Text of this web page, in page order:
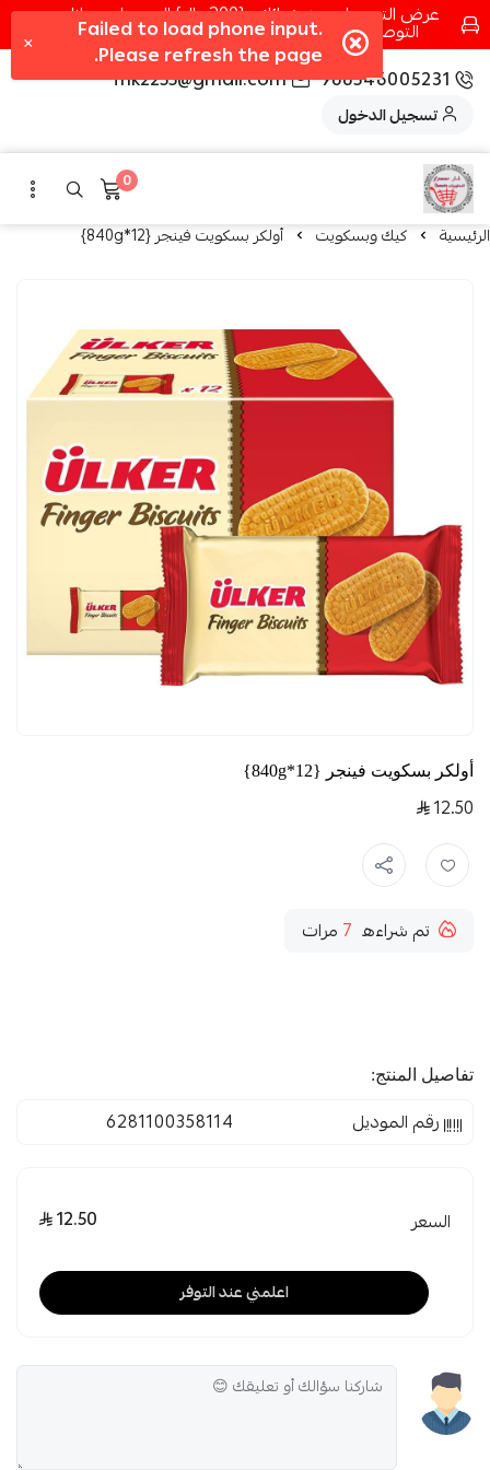
عرض التوصيل عند شرائك بـ{200ريال} التوصيل مجانا
التوصيل في مكه فقط كل اسبوع اصناف جديدة
966546005231
fhk2255@gmail.com
تسجيل الدخول
0
الرئيسية كيك وبسكويت أولكر بسكويت فينجر {12*840g}
أولكر بسكويت فينجر {12*840g}
12.50
تم شراءه 7 مرات
تفاصيل المنتج:
رقم الموديل 6281100358114
السعر 12.50
اعلمني عند التوفر